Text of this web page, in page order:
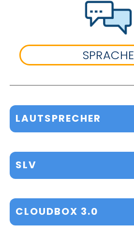
SPRACHE
LAUTSPRECHER
SLV
CLOUDBOX 3.0